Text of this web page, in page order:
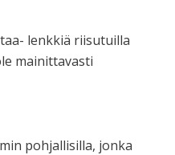
lenkkiä riisutuilla
mainittavasti
pohjallisilla, jonka